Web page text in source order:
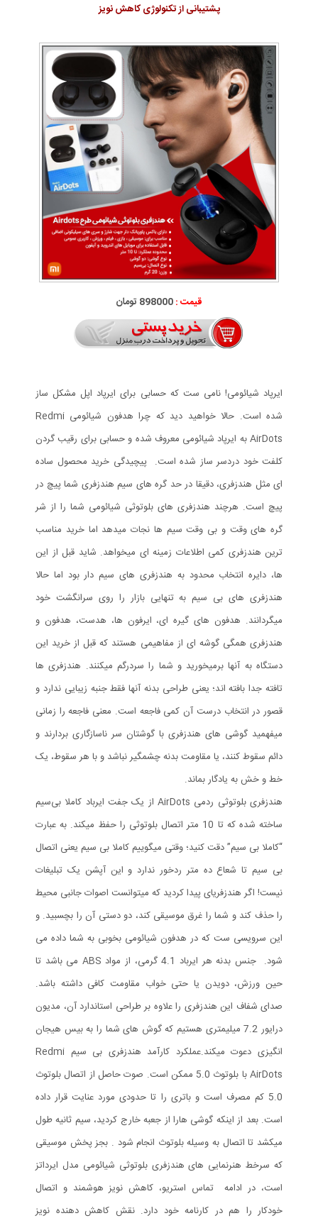
پشتیبانی از تکنولوژی کاهش نویز
قیمت :898000 تومان
ایرپاد شیائومی! نامی ست که حسابی برای ایرپاد اپل مشکل ساز
شده است. حالا خواهید دید که چرا هدفون شیائومی Redmi
AirDots به ایرپاد شیائومی معروف شده و حسابی برای رقیب گردن
کلفت خود دردسر ساز شده است. پیچیدگی خرید محصول ساده
ای مثل هندزفری، دقیقا در حد گره های سیم هندزفری شما پیچ در
پیچ است. هرچند هندزفری های بلوتوثی شیائومی شما را از شر
گره های وقت و بی وقت سیم ها نجات میدهد اما خرید مناسب
ترین هندزفری کمی اطلاعات زمینه ای میخواهد. شاید قبل از این
ها، دایره انتخاب محدود به هندزفری های سیم دار بود اما حالا
هندزفری های بی سیم به تنهایی بازار را روی سرانگشت خود
میگردانند. هدفون های گیره ای، ایرفون ها، هدست، هدفون و
هندزفری همگی گوشه ای از مفاهیمی هستند که قبل از خرید این
دستگاه به آنها برمیخورید و شما را سردرگم میکنند. هندزفری ها
تافته جدا بافته اند؛ یعنی طراحی بدنه آنها فقط جنبه زیبایی ندارد و
قصور در انتخاب درست آن کمی فاجعه است. معنی فاجعه را زمانی
میفهمید گوشی های هندزفری با گوشتان سر ناسازگاری بردارند و
دائم سقوط کنند، یا مقاومت بدنه چشمگیر نباشد و با هر سقوط، یک
خط و خش به یادگار بماند.
هندزفری بلوتوثی ردمی AirDots از یک جفت ایرباد کاملا بی‌سیم
ساخته شده که تا 10 متر اتصال بلوتوثی را حفظ میکند. به عبارت
“کاملا بی سیم” دقت کنید؛ وقتی میگوییم کاملا بی سیم یعنی اتصال
بی سیم تا شعاع ده متر ردخور ندارد و این آپشن یک تبلیغات
نیست! اگر هندزفری‎ای پیدا کردید که میتوانست اصوات جانبی محیط
را حذف کند و شما را غرق موسیقی کند، دو دستی آن را بچسبید. و
این سرویسی ست که در هدفون شیائومی بخوبی به شما داده می
شود. جنس بدنه هر ایرباد 4.1 گرمی، از مواد ABS می باشد تا
حین ورزش، دویدن یا حتی خواب مقاومت کافی داشته باشد.
صدای شفاف این هندزفری را علاوه بر طراحی استاندارد آن، مدیون
درایور 7.2 میلیمتری هستیم که گوش های شما را به بیس هیجان
انگیزی دعوت میکند.عملکرد کارآمد هندزفری بی سیم Redmi
AirDots با بلوتوث 5.0 ممکن است. صوت حاصل از اتصال بلوتوث
5.0 کم مصرف است و باتری را تا حدودی مورد عنایت قرار داده
است. بعد از اینکه گوشی هارا از جعبه خارج کردید، سیم ثانیه طول
میکشد تا اتصال به وسیله بلوتوث انجام شود . بجز پخش موسیقی
که سرخط هنرنمایی های هندزفری بلوتوثی شیائومی مدل ایرداتز
است، در ادامه تماس استریو، کاهش نویز هوشمند و اتصال
خودکار را هم در کارنامه خود دارد. نقش کاهش دهنده نویز